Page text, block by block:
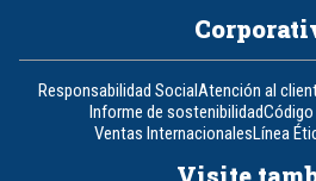
Responsabilidad SocialAtención al
Informe de sostenibilidad
Ventas InternacionalesLínea
Visite